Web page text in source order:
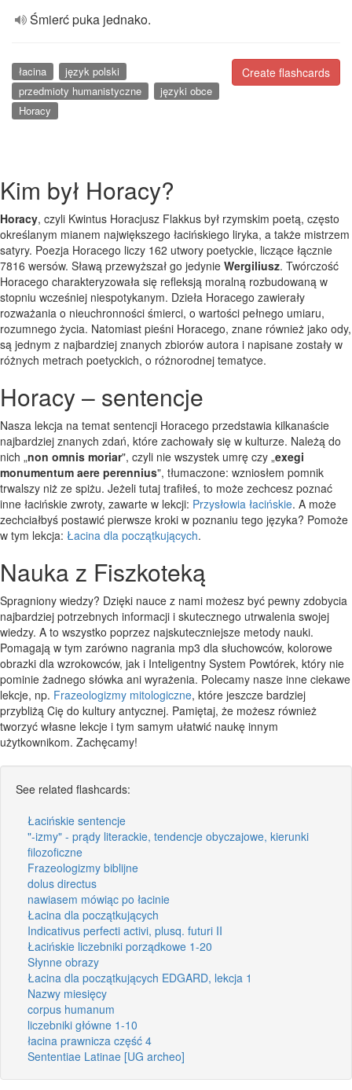
Śmierć puka jednako.
Create flashcards
łacina
język polski
przedmioty humanistyczne
języki obce
Horacy
Kim był Horacy?
Horacy, czyli Kwintus Horacjusz Flakkus był rzymskim poetą, często
określanym mianem największego łacińskiego liryka, a także mistrzem
satyry. Poezja Horacego liczy 162 utwory poetyckie, liczące łącznie
7816 wersów. Sławą przewyższał go jedynie Wergiliusz. Twórczość
Horacego charakteryzowała się refleksją moralną rozbudowaną w
stopniu wcześniej niespotykanym. Dzieła Horacego zawierały
rozważania o nieuchronności śmierci, o wartości pełnego umiaru,
rozumnego życia. Natomiast pieśni Horacego, znane również jako ody,
są jednym z najbardziej znanych zbiorów autora i napisane zostały w
różnych metrach poetyckich, o różnorodnej tematyce.
Horacy – sentencje
Nasza lekcja na temat sentencji Horacego przedstawia kilkanaście
najbardziej znanych zdań, które zachowały się w kulturze. Należą do
nich „non omnis moriar", czyli nie wszystek umrę czy „exegi
monumentum aere perennius", tłumaczone: wzniosłem pomnik
trwalszy niż ze spiżu. Jeżeli tutaj trafiłeś, to może zechcesz poznać
inne łacińskie zwroty, zawarte w lekcji: Przysłowia łacińskie. A może
zechciałbyś postawić pierwsze kroki w poznaniu tego języka? Pomoże
w tym lekcja: Łacina dla początkujących.
Nauka z Fiszkoteką
Spragniony wiedzy? Dzięki nauce z nami możesz być pewny zdobycia
najbardziej potrzebnych informacji i skutecznego utrwalenia swojej
wiedzy. A to wszystko poprzez najskuteczniejsze metody nauki.
Pomagają w tym zarówno nagrania mp3 dla słuchowców, kolorowe
obrazki dla wzrokowców, jak i Inteligentny System Powtórek, który nie
pominie żadnego słówka ani wyrażenia. Polecamy nasze inne ciekawe
lekcje, np. Frazeologizmy mitologiczne, które jeszcze bardziej
przybliżą Cię do kultury antycznej. Pamiętaj, że możesz również
tworzyć własne lekcje i tym samym ułatwić naukę innym
użytkownikom. Zachęcamy!
See related flashcards:
Łacińskie sentencje
"-izmy" - prądy literackie, tendencje obyczajowe, kierunki
filozoficzne
Frazeologizmy biblijne
dolus directus
nawiasem mówiąc po łacinie
Łacina dla początkujących
Indicativus perfecti activi, plusq. futuri II
Łacińskie liczebniki porządkowe 1-20
Słynne obrazy
Łacina dla początkujących EDGARD, lekcja 1
Nazwy miesięcy
corpus humanum
liczebniki główne 1-10
łacina prawnicza część 4
Sententiae Latinae [UG archeo]